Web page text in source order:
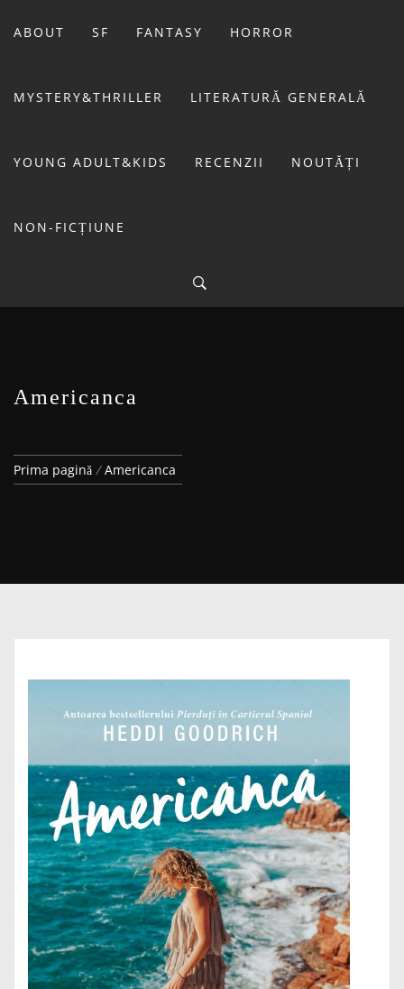
ABOUT SF FANTASY HORROR
MYSTERY&THRILLER LITERATURĂ GENERALĂ
YOUNG ADULT&KIDS RECENZII NOUTĂȚI
NON-FICȚIUNE
LIVIU
Americanca
Prima pagină Americanca